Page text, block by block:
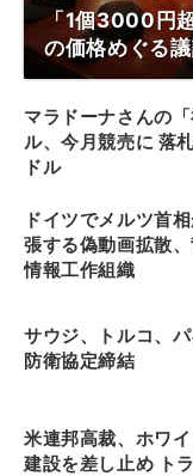
「1個3000円
の価格めぐる
マラドーナさんの
ル、今月競売に 落
ドル
ドイツでメルツ首
張する偽動画拡散
情報工作組織
サウジ、トルコ、
防衛協定締結
米連邦高裁、ホワ
建設を差し止め ト